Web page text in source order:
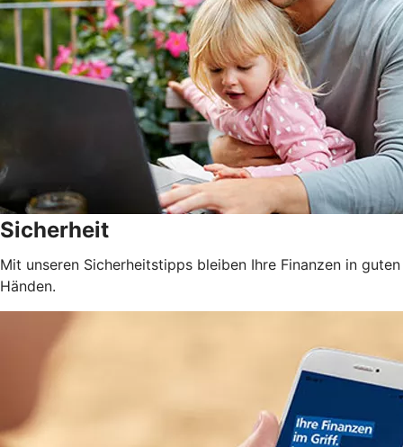
Sicherheit
Mit unseren Sicherheitstipps bleiben Ihre Finanzen in guten
Händen.